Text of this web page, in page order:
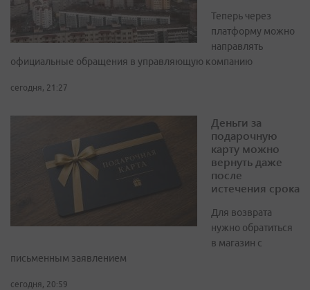
Теперь через
платформу можно
направлять
официальные обращения в управляющую компанию
сегодня, 21:27
Деньги за
подарочную
карту можно
вернуть даже
после
истечения срока
Для возврата
нужно обратиться
в магазин с
письменным заявлением
сегодня, 20:59